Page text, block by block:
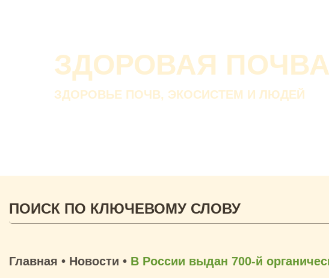
ЗДОРОВАЯ ПОЧВА
ЗДОРОВЬЕ ПОЧВ, ЭКОСИСТЕМ И ЛЮДЕЙ
Главная • Новости • В России выдан 700-й